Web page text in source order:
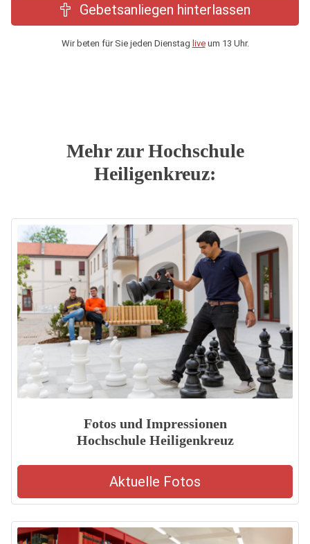
Gebetsanliegen hinterlassen
Wir beten für Sie jeden Dienstag liveum 13 Uhr.
Mehr zur Hochschule
Heiligenkreuz:
Fotos und Impressionen
Hochschule Heiligenkreuz
Aktuelle Fotos